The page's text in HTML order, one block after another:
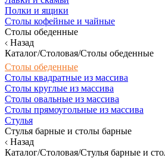
Полки и ящики
Столы кофейные и чайные
Столы обеденные
Назад
Каталог/Столовая/Столы обеденные
Столы обеденные
Столы квадратные из массива
Столы круглые из массива
Столы овальные из массива
Столы прямоугольные из массива
Стулья
Стулья барные и столы барные
Назад
Каталог/Столовая/Стулья барные и